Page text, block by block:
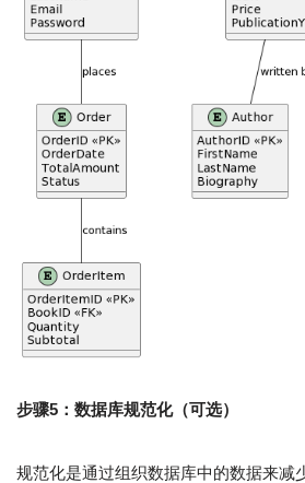
步骤5：数据库规范化（可选）
规范化是通过组织数据库中的数据来减